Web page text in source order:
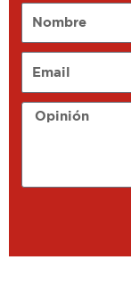
Opinión